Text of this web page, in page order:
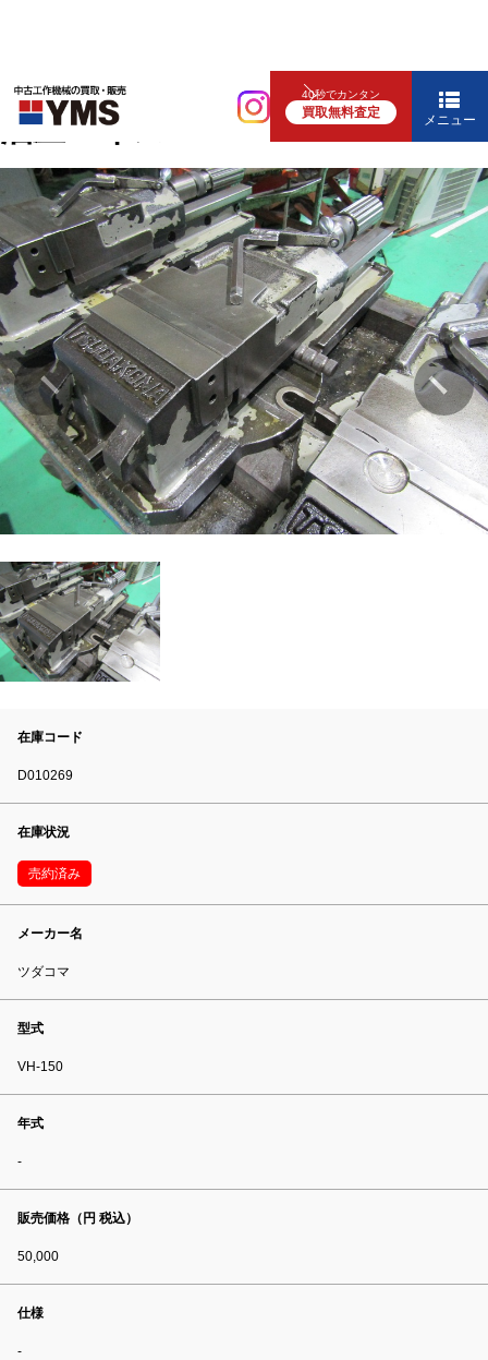
40秒でカンタン
買取無料査定 メニュー
バイス
油圧バイス
在庫コード
D010269
在庫状況
売約済み
メーカー名
ツダコマ
型式
VH-150
年式
-
販売価格（円 税込）
50,000
仕様
-